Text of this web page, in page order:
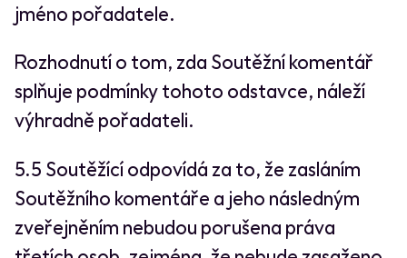
jméno pořadatele.
Rozhodnutí o tom, zda Soutěžní komentář
splňuje podmínky tohoto odstavce, náleží
výhradně pořadateli.
5.5 Soutěžící odpovídá za to, že zasláním
Soutěžního komentáře a jeho následným
zveřejněním nebudou porušena práva